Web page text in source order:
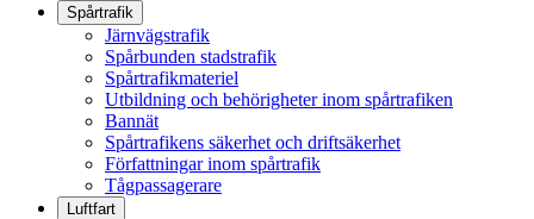
Spårtrafik
Järnvägstrafik
Spårbunden stadstrafik
Spårtrafikmateriel
Utbildning och behörigheter inom spårtrafiken
Bannät
Spårtrafikens säkerhet och driftsäkerhet
Författningar inom spårtrafik
Tågpassagerare
Luftfart